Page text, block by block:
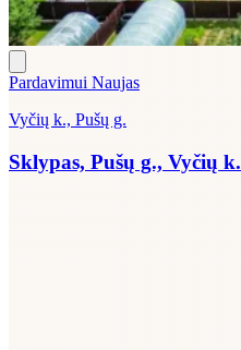
Pardavimui Naujas
Vyčių k., Pušų g.
Sklypas, Pušų g., Vyčių k.